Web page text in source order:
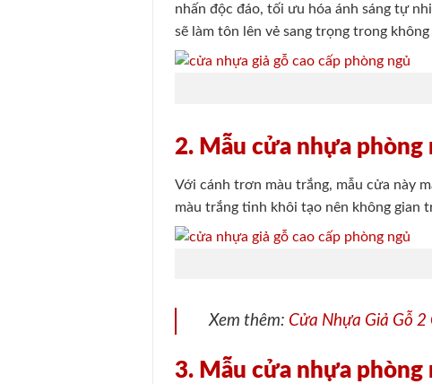
nhấn độc đáo, tối ưu hóa ánh sáng tự
sẽ làm tôn lên vẻ sang trọng trong
2. Mẫu cửa nhựa
Với cánh trơn màu trắng, mẫu cửa này
màu trắng tinh khôi tạo nên không gian
Xem thêm: Cửa Nhựa Giả Gỗ
3. Mẫu cửa nhựa phòng